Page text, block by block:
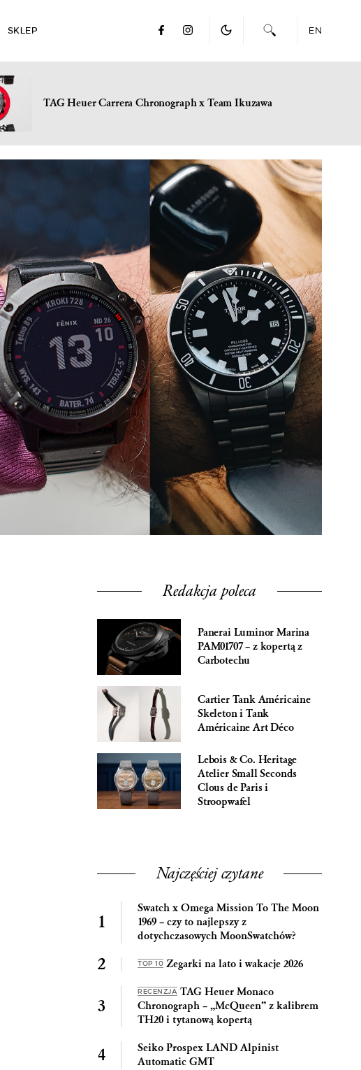
SKLEP EN
TAG Heuer Carrera Chronograph x Team Ikuzawa
Redakcja poleca
Panerai Luminor Marina
PAM01707 – z kopertą z
Carbotechu
Cartier Tank Américaine
Skeleton i Tank
Américaine Art Déco
Lebois & Co. Heritage
Atelier Small Seconds
Clous de Paris i
Stroopwafel
Najczęściej czytane
Swatch x Omega Mission To The Moon
1969 – czy to najlepszy z
dotychczasowych MoonSwatchów?
TOP 10 Zegarki na lato i wakacje 2026
RECENZJA TAG Heuer Monaco
Chronograph – „McQueen” z kalibrem
TH20 i tytanową kopertą
Seiko Prospex LAND Alpinist
Automatic GMT